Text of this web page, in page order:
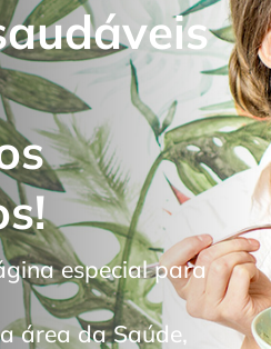
especial para
área da Saúde,